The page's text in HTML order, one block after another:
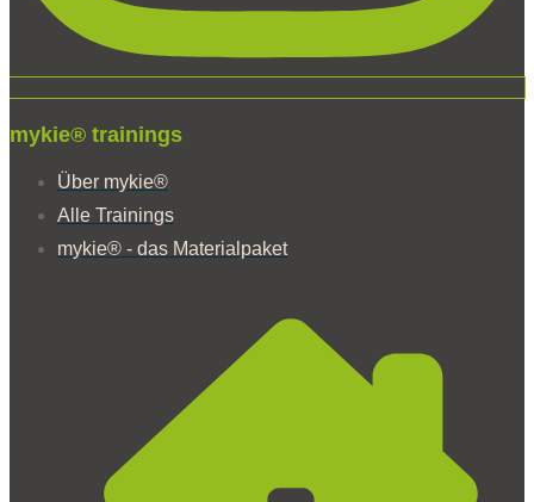
mykie® trainings
Über mykie®
Alle Trainings
mykie® - das Materialpaket